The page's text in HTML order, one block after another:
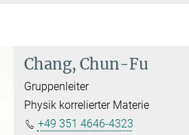
Chang, Chun-Fu
Gruppenleiter
Physik korrelierter Materie
+49 351 4646-4323